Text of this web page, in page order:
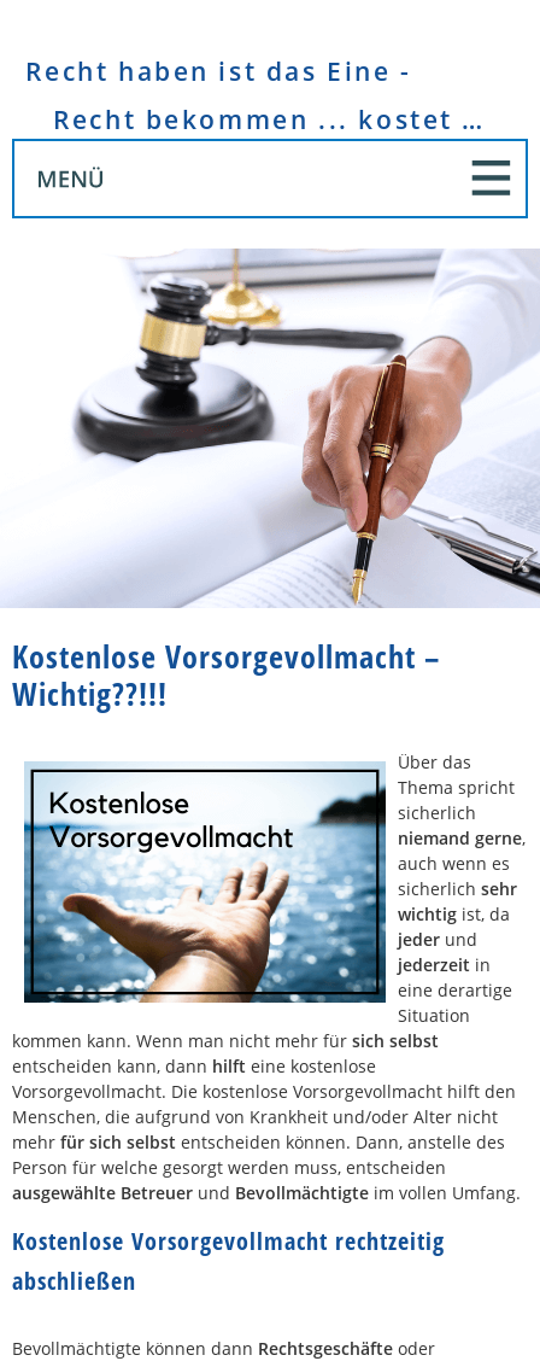
Recht haben ist das Eine -
Recht bekommen ... kostet Geld!
Kostenlose Vorsorgevollmacht –
Wichtig??!!!
Über das
Thema spricht
sicherlich
niemand gerne,
auch wenn es
sicherlich sehr
wichtig ist, da
jeder und
jederzeit in
eine derartige
Situation
kommen kann. Wenn man nicht mehr für sich selbst
entscheiden kann, dann hilft eine kostenlose
Vorsorgevollmacht. Die kostenlose Vorsorgevollmacht hilft den
Menschen, die aufgrund von Krankheit und/oder Alter nicht
mehr für sich selbst entscheiden können. Dann, anstelle des
Person für welche gesorgt werden muss, entscheiden
ausgewählte Betreuer und Bevollmächtigte im vollen Umfang.
Kostenlose Vorsorgevollmacht rechtzeitig
abschließen
Bevollmächtigte können dann Rechtsgeschäfte oder